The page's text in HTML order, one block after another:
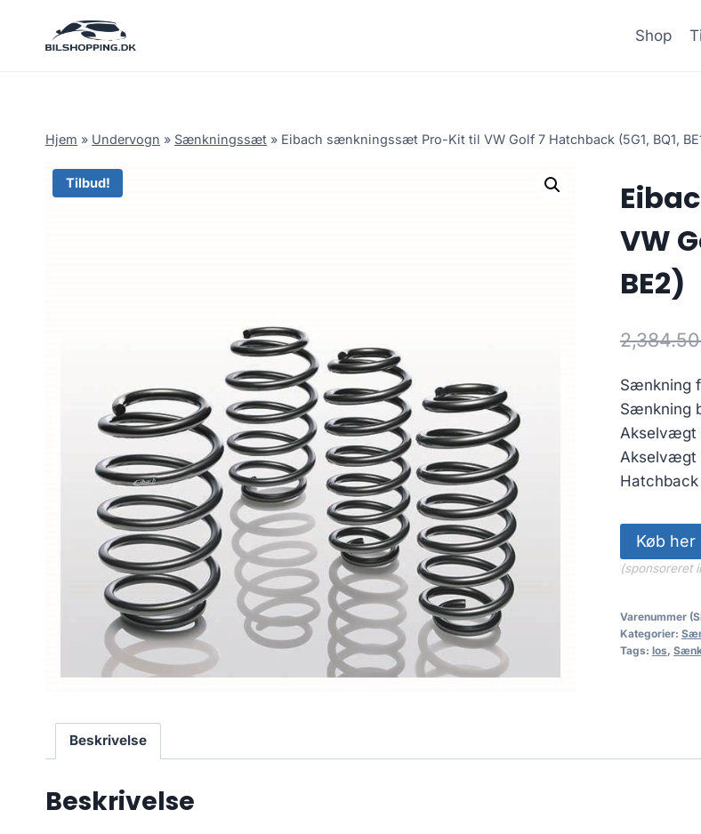
Shop
Hjem » Undervogn » Sænkningssæt » Eibach sænkningssæt Pro-Kit til VW Golf 7 Hatchback (5G1, BQ1,
Tilbud!
VW
BE2)
Sænkning
Sænkning
Akselvægt
Akselvægt
Hatchback
Køb her
(sponsoreret
Varenummer
Kategorier:
Tags: los,
Beskrivelse
Beskrivelse